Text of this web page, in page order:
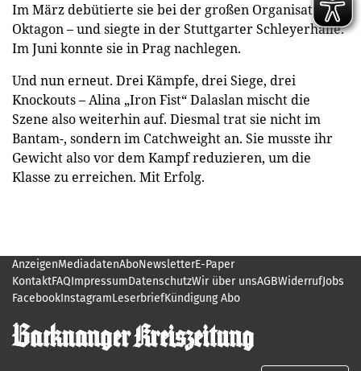
Im März debütierte sie bei der großen Organisation
Oktagon – und siegte in der Stuttgarter Schleyerhalle.
Im Juni konnte sie in Prag nachlegen.
Und nun erneut. Drei Kämpfe, drei Siege, drei
Knockouts – Alina „Iron Fist“ Dalaslan mischt die
Szene also weiterhin auf. Diesmal trat sie nicht im
Bantam-, sondern im Catchweight an. Sie musste ihr
Gewicht also vor dem Kampf reduzieren, um die
Klasse zu erreichen. Mit Erfolg.
AnzeigenMediadatenAboNewsletterE-Paper
KontaktFAQImpressumDatenschutzWir über unsAGBWiderrufJobs
FacebookInstagramLeserbriefKündigung Abo